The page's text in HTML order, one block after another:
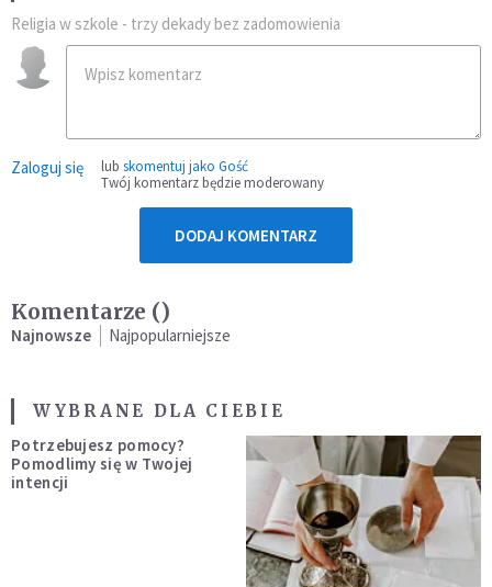
Religia w szkole - trzy dekady bez zadomowienia
Zaloguj się lub skomentuj jako Gość
Twój komentarz będzie moderowany
DODAJ KOMENTARZ
Komentarze ()
Najnowsze Najpopularniejsze
WYBRANE DLA CIEBIE
Potrzebujesz pomocy?
Pomodlimy się w Twojej
intencji